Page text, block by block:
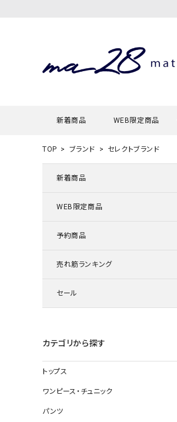
新着商品 WEB限定商品
TOP ブランド セレクトブランド
新着商品
WEB限定商品
予約商品
売れ筋ランキング
セール
カテゴリから探す
トップス
ワンピース・チュニック
パンツ